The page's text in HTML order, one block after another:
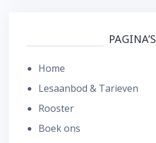
PAGINA’S
Home
Lesaanbod & Tarieven
Rooster
Boek ons